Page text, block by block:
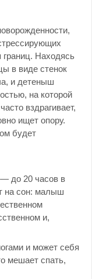
границ. Находясь
в виде стенок
и детеныш
на которой
вздрагивает,
ищет опору.
будет
до 20 часов в
на сон: малыш
и,
и может себя
мешает спать,